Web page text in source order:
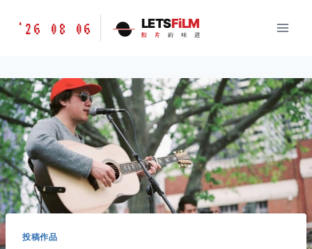
胶
味
道
LETSFILM
'26 08 06 LETSFiLM
胶 片 的 味 道
投稿作品